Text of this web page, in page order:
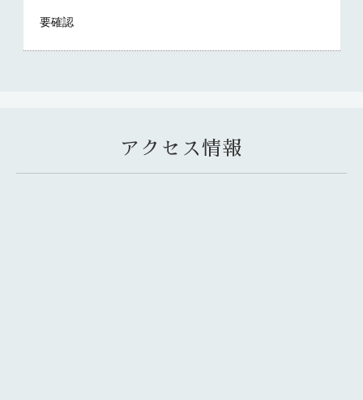
要確認
アクセス情報